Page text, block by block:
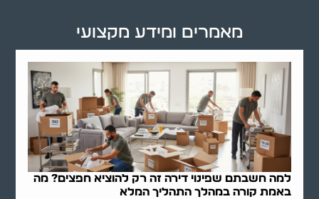
למה חשבתם שפינוי דירה זה רק להוציא חפצים? מה
באמת קורה במהלך התהליך המלא
מאמרים ומידע מקצועי